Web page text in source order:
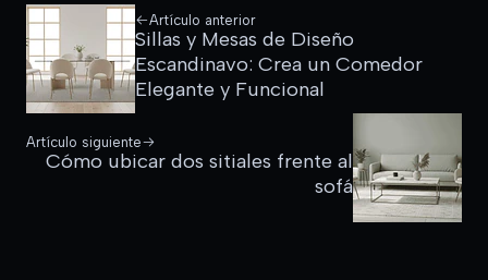
Artículo anterior
Sillas y Mesas de Diseño
Escandinavo: Crea un Comedor
Elegante y Funcional
Artículo siguiente
Cómo ubicar dos sitiales frente al
sofá